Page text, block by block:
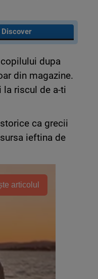
dupa
din magazine.
la riscul de a-ti
ca grecii
ieftina de
articolul